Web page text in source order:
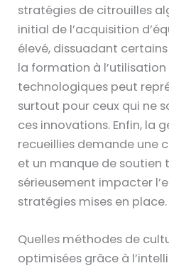
stratégies de citrouilles
initial de l’acquisition
élevé, dissuadant
la formation à
technologiques peut
surtout pour ceux qui ne
ces innovations. Enfin, la
recueillies demande une
et un manque de soutien
sérieusement impacter
stratégies mises en place.
Quelles méthodes de
optimisées grâce à